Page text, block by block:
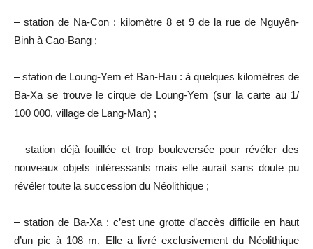
– station de Na-Con : kilomètre 8 et 9 de la rue de Nguyên-
Binh à Cao-Bang ;
– station de Loung-Yem et Ban-Hau : à quelques kilomètres de
Ba-Xa se trouve le cirque de Loung-Yem (sur la carte au 1/
100 000, village de Lang-Man) ;
– station déjà fouillée et trop bouleversée pour révéler des
nouveaux objets intéressants mais elle aurait sans doute pu
révéler toute la succession du Néolithique ;
– station de Ba-Xa : c’est une grotte d’accès difficile en haut
d’un pic à 108 m. Elle a livré exclusivement du Néolithique